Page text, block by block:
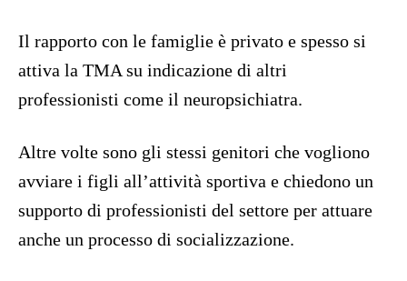
Il rapporto con le famiglie è privato e spesso si
attiva la TMA su indicazione di altri
professionisti come il neuropsichiatra.
Altre volte sono gli stessi genitori che vogliono
avviare i figli all’attività sportiva e chiedono un
supporto di professionisti del settore per attuare
anche un processo di socializzazione.